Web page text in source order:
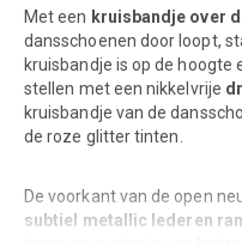
Met een kruisbandje over
dansschoenen door loopt,
kruisbandje is op de
stellen met een nikkelvrije
kruisbandje van de
de roze glitter tinten.
De voorkant van de open
subtiel metallic lederen